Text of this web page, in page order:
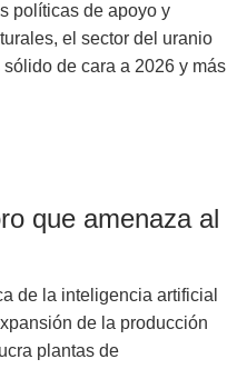
políticas de apoyo y
el sector del uranio
de cara a 2026 y más
que amenaza al
de la inteligencia artificial
de la producción
plantas de